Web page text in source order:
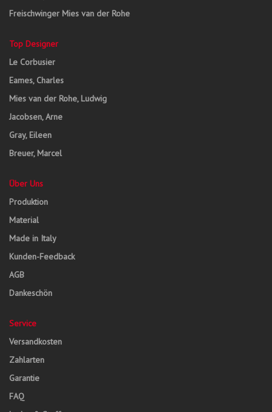
Freischwinger Mies van der Rohe
Top Designer
Le Corbusier
Eames, Charles
Mies van der Rohe, Ludwig
Jacobsen, Arne
Gray, Eileen
Breuer, Marcel
Über Uns
Produktion
Material
Made in Italy
Kunden-Feedback
AGB
Dankeschön
Service
Versandkosten
Zahlarten
Garantie
FAQ